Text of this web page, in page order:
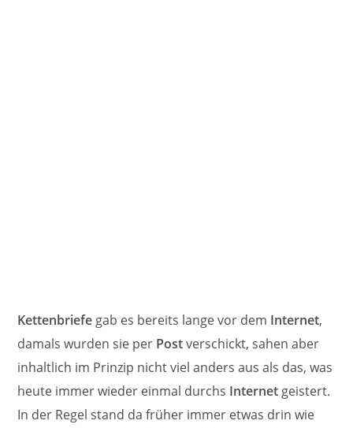
Kettenbriefe gab es bereits lange vor dem Internet,
damals wurden sie per Postverschickt, sahen aber
inhaltlich im Prinzip nicht viel anders aus als das, was
heute immer wieder einmal durchs Internet geistert.
In der Regel stand da früher immer etwas drin wie